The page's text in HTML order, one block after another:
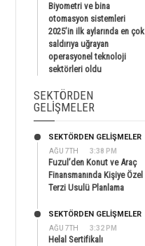
Biyometri ve bina
otomasyon sistemleri
2025’in ilk aylarında en çok
saldırıya uğrayan
operasyonel teknoloji
sektörleri oldu
SEKTÖRDEN
GELIŞMELER
AĞU 7TH 3:38 PM
SEKTÖRDEN GELIŞMELER
Fuzul’den Konut ve Araç
Finansmanında Kişiye Özel
Terzi Usulü Planlama
AĞU 7TH 3:32 PM
SEKTÖRDEN GELIŞMELER
Helal Sertifikalı